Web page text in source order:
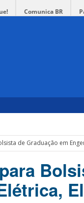
Comunica BR
de Graduação em